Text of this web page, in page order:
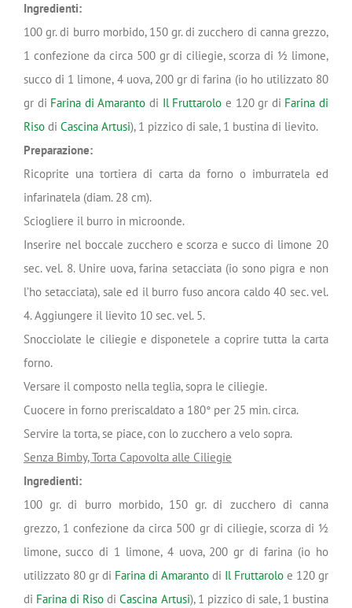
Ingredienti:
100 gr. di burro morbido, 150 gr. di zucchero di canna grezzo,
1 confezione da circa 500 gr di ciliegie, scorza di 1⁄2 limone,
succo di 1 limone, 4 uova, 200 gr di farina (io ho utilizzato 80
gr di Farina di Amaranto di Il Fruttarolo e 120 gr di Farina di
Riso di Cascina Artusi), 1 pizzico di sale, 1 bustina di lievito.
Preparazione:
Ricoprite una tortiera di carta da forno o imburratela ed
infarinatela (diam. 28 cm).
Sciogliere il burro in microonde.
Inserire nel boccale zucchero e scorza e succo di limone 20
sec. vel. 8. Unire uova, farina setacciata (io sono pigra e non
l’ho setacciata), sale ed il burro fuso ancora caldo 40 sec. vel.
4. Aggiungere il lievito 10 sec. vel. 5.
Snocciolate le ciliegie e disponetele a coprire tutta la carta
forno.
Versare il composto nella teglia, sopra le ciliegie.
Cuocere in forno preriscaldato a 180° per 25 min. circa.
Servire la torta, se piace, con lo zucchero a velo sopra.
Senza Bimby, Torta Capovolta alle Ciliegie
Ingredienti:
100 gr. di burro morbido, 150 gr. di zucchero di canna
grezzo, 1 confezione da circa 500 gr di ciliegie, scorza di 1⁄2
limone, succo di 1 limone, 4 uova, 200 gr di farina (io ho
utilizzato 80 gr di Farina di Amaranto di Il Fruttarolo e 120 gr
di Farina di Riso diCascina Artusi), 1 pizzico di sale, 1 bustina